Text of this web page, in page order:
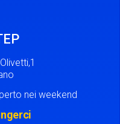
nei weekend